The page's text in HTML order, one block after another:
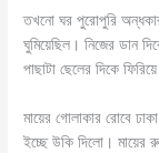
তখনো ঘর পুরোপুরি
ঘুমিয়েছিল। নিজের ডান
পাছাটা ছেলের দিকে
মায়ের গোলাকার রোবে
ইচ্ছে উকি দিলো। মায়ের